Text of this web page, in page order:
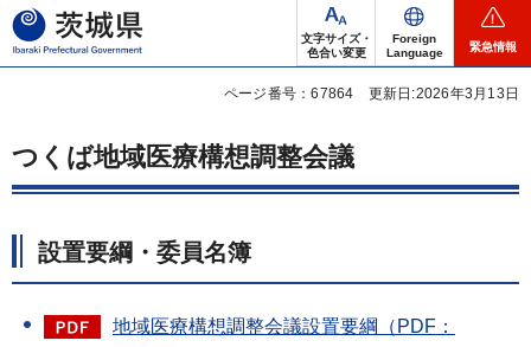
茨城県
文字サイズ・
色合い変更
Foreign
Language
緊急情報
ページ番号：67864 更新日:2026年3月13日
つくば地域医療構想調整会議
設置要綱・委員名簿
地域医療構想調整会議設置要綱（PDF：